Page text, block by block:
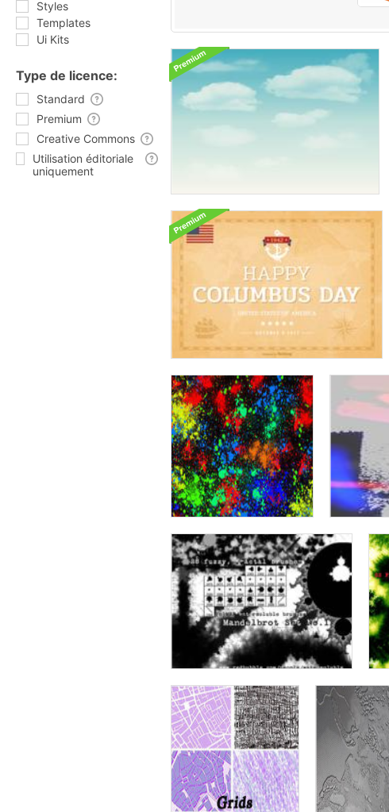
Styles
Templates
Ui Kits
Type de licence:
Standard
Premium
Creative Commons
Utilisation éditoriale
uniquement